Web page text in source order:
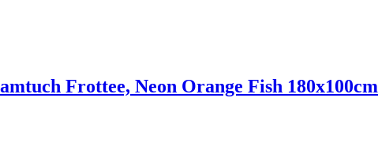
Frottee, Neon Orange Fish 180x100cm